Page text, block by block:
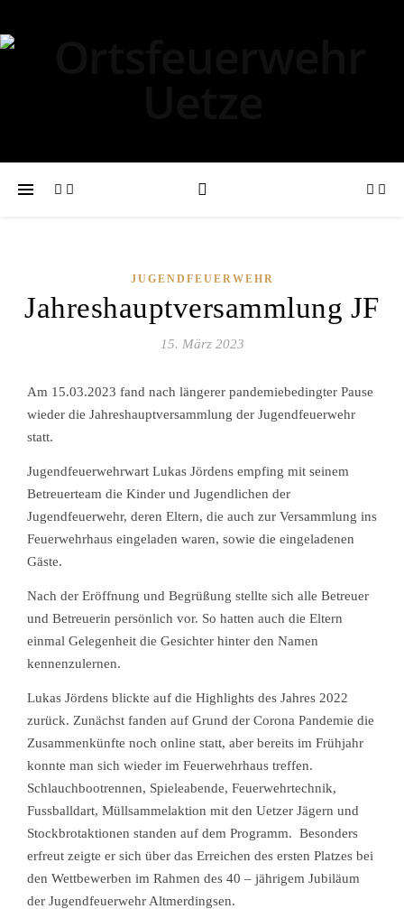
JUGENDFEUERWEHR
Jahreshauptversammlung JF
15. März 2023
Am 15.03.2023 fand nach längerer pandemiebedingter Pause
wieder die Jahreshauptversammlung der Jugendfeuerwehr
statt.
Jugendfeuerwehrwart Lukas Jördens empfing mit seinem
Betreuerteam die Kinder und Jugendlichen der
Jugendfeuerwehr, deren Eltern, die auch zur Versammlung ins
Feuerwehrhaus eingeladen waren, sowie die eingeladenen
Gäste.
Nach der Eröffnung und Begrüßung stellte sich alle Betreuer
und Betreuerin persönlich vor. So hatten auch die Eltern
einmal Gelegenheit die Gesichter hinter den Namen
kennenzulernen.
Lukas Jördens blickte auf die Highlights des Jahres 2022
zurück. Zunächst fanden auf Grund der Corona Pandemie die
Zusammenkünfte noch online statt, aber bereits im Frühjahr
konnte man sich wieder im Feuerwehrhaus treffen.
Schlauchbootrennen, Spieleabende, Feuerwehrtechnik,
Fussballdart, Müllsammelaktion mit den Uetzer Jägern und
Stockbrotaktionen standen auf dem Programm. Besonders
erfreut zeigte er sich über das Erreichen des ersten Platzes bei
den Wettbewerben im Rahmen des 40 – jährigem Jubiläum
der Jugendfeuerwehr Altmerdingsen.